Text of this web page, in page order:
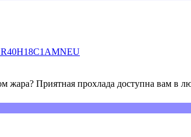
жара? Приятная прохлада доступна вам в